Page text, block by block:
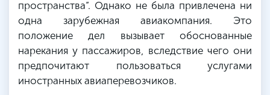
пространства”. Однако не была привлечена ни
одна зарубежная авиакомпания. Это
положение дел вызывает обоснованные
нарекания у пассажиров, вследствие чего они
предпочитают пользоваться услугами
иностранных авиаперевозчиков.